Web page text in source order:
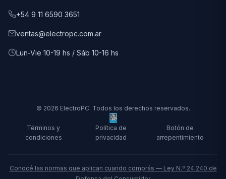
+54 9 11 6590 3651
ventas@electropc.com.ar
Lun-Vie 10-19 hs / Sáb 10-16 hs
© 2026 ElectroPC. Todos los derechos reservados.
Términos y
condiciones
Política de
privacidad
Botón de
arrepentimiento
Conocé las normas que aplican cuando comprás — Ley N.º 24.240 de